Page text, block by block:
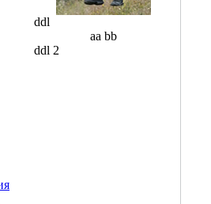
ddl
aa bb
ddl 2